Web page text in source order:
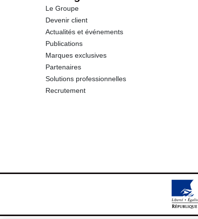
Le Groupe
Devenir client
Actualités et événements
Publications
Marques exclusives
Partenaires
Solutions professionnelles
Recrutement